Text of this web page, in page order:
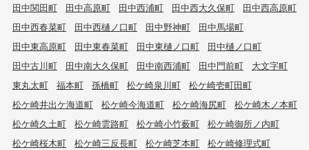
田中関田町
田中高原町 田中西浦町 田中西大久保町
田中西高原町
田中西春菜町
田中西樋ノ口町 田中野神町
田中馬場町
田中東高原町
田中東春菜町 田中東樋ノ口町
田中樋ノ口町
田中古川町
田中南大久保町 田中南西浦町 田中門前町
大文字町
東丸太町
福本町 孫橋町 松ケ崎泉川町
松ケ崎壱町田町
松ケ崎井出ケ海道町
松ケ崎今海道町 松ケ崎海尻町
松ケ崎木ノ本町
松ケ崎久土町
松ケ崎雲路町 松ケ崎小竹薮町
松ケ崎御所ノ内町
松ケ崎桜木町
松ケ崎三反長町 松ケ崎芝本町
松ケ崎修理式町